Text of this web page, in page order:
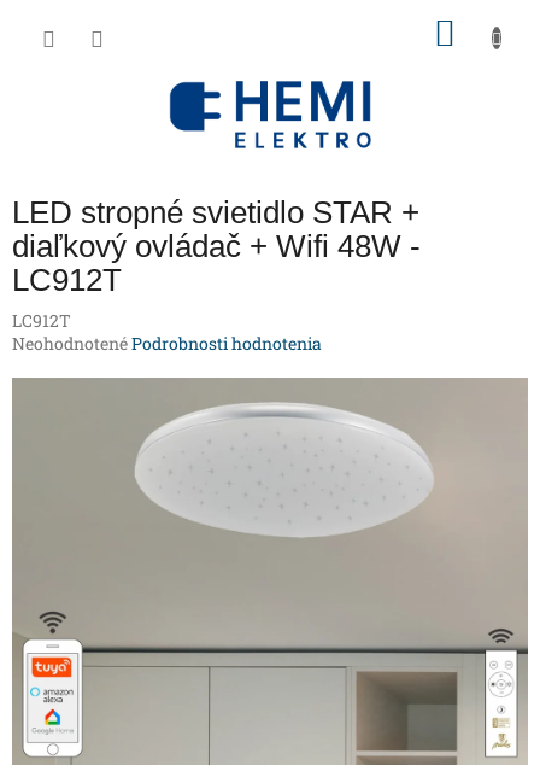
LED stropné svietidlo STAR +
diaľkový ovládač + Wifi 48W -
LC912T
LC912T
Priemerné
NeohodnotenéPodrobnosti hodnotenia